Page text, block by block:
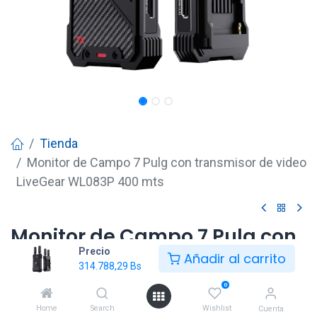
Precio
314.788,29 Bs Añadir al carrito
Home Search
0
Wishlist Cuenta
Tienda
Monitor de Campo 7 Pulg con transmisor de video
LiveGear WL083P 400 mts
Monitor de Campo 7 Pulg con
transmisor de video LiveGear
WL083P 400 mts